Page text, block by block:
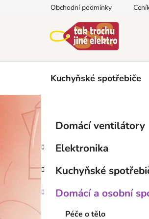
Obchodní podmínky
Kuchyňské spotřebiče
s
r
a
n
n
Přeskočit
kategorie
e
o
r
i
Domácí ventilátory
Elektronika
Kuchyňské
Domácí a osobní
Péče o tělo